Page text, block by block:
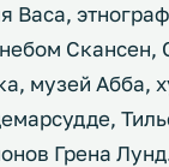
Васа,
Скансен,
музей Абба,
Грена